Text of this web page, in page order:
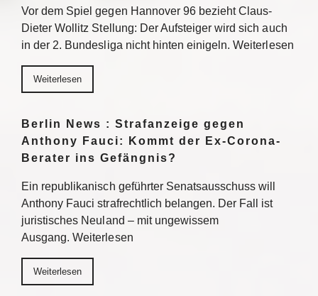
Vor dem Spiel gegen Hannover 96 bezieht Claus-
Dieter Wollitz Stellung: Der Aufsteiger wird sich auch
in der 2. Bundesliga nicht hinten einigeln. Weiterlesen
Weiterlesen
Berlin News : Strafanzeige gegen
Anthony Fauci: Kommt der Ex-Corona-
Berater ins Gefängnis?
Ein republikanisch geführter Senatsausschuss will
Anthony Fauci strafrechtlich belangen. Der Fall ist
juristisches Neuland – mit ungewissem
Ausgang. Weiterlesen
Weiterlesen